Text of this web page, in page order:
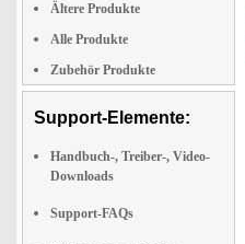
Ältere Produkte
Alle Produkte
Zubehör Produkte
Support-Elemente:
Handbuch-, Treiber-, Video-
Downloads
Support-FAQs